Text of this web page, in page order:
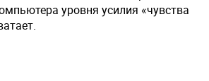
уровня усилия «чувства